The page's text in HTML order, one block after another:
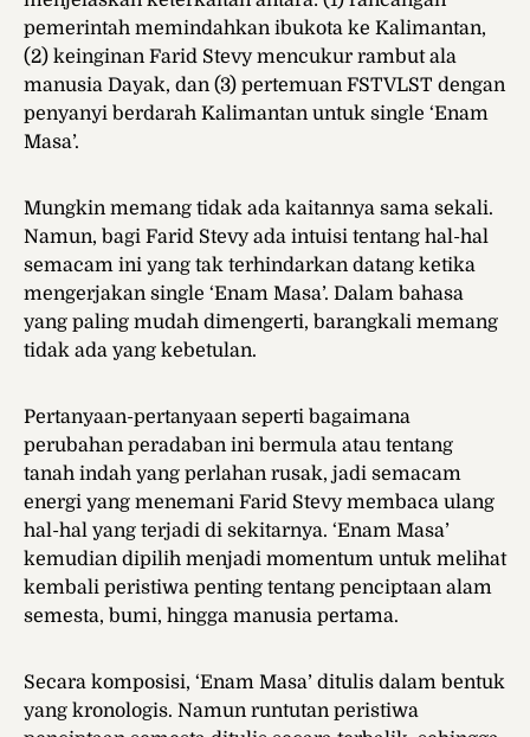
pemerintah memindahkan ibukota ke Kalimantan,
(2) keinginan Farid Stevy mencukur rambut ala
manusia Dayak, dan (3) pertemuan FSTVLST dengan
penyanyi berdarah Kalimantan untuk single ‘Enam
Masa’.
Mungkin memang tidak ada kaitannya sama sekali.
Namun, bagi Farid Stevy ada intuisi tentang hal-hal
semacam ini yang tak terhindarkan datang ketika
mengerjakan single ‘Enam Masa’. Dalam bahasa
yang paling mudah dimengerti, barangkali memang
tidak ada yang kebetulan.
Pertanyaan-pertanyaan seperti bagaimana
perubahan peradaban ini bermula atau tentang
tanah indah yang perlahan rusak, jadi semacam
energi yang menemani Farid Stevy membaca ulang
hal-hal yang terjadi di sekitarnya. ‘Enam Masa’
kemudian dipilih menjadi momentum untuk melihat
kembali peristiwa penting tentang penciptaan alam
semesta, bumi, hingga manusia pertama.
Secara komposisi, ‘Enam Masa’ ditulis dalam bentuk
yang kronologis. Namun runtutan peristiwa